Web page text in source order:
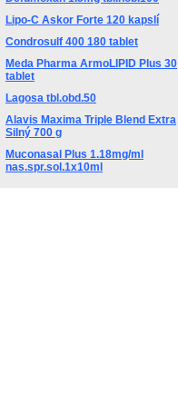
Lipo-C Askor Forte 120 kapslí
Condrosulf 400 180 tablet
Meda Pharma ArmoLIPID Plus 30
tablet
Lagosa tbl.obd.50
Alavis Maxima Triple Blend Extra
Silný 700 g
Muconasal Plus 1.18mg/ml
nas.spr.sol.1x10ml